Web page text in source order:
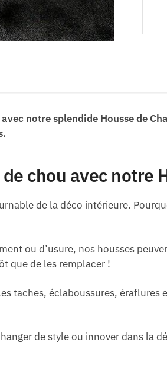
notre splendide Housse de
chou avec notre
de la déco intérieure.
ou d’usure, nos housses
que de les remplacer !
taches, éclaboussures, éraflures
de style ou innover dans la